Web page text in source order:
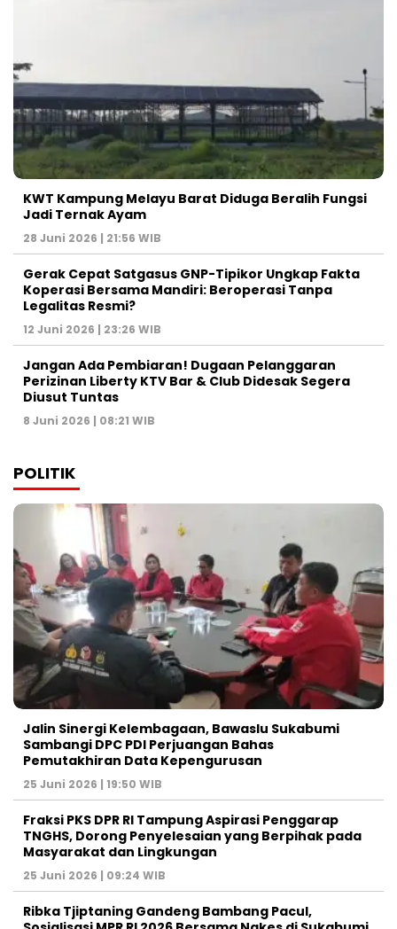
KWT Kampung Melayu Barat Diduga Beralih Fungsi
Jadi Ternak Ayam
28 Juni 2026 | 21:56 WIB
Gerak Cepat Satgasus GNP-Tipikor Ungkap Fakta
Koperasi Bersama Mandiri: Beroperasi Tanpa
Legalitas Resmi?
12 Juni 2026 | 23:26 WIB
Jangan Ada Pembiaran! Dugaan Pelanggaran
Perizinan Liberty KTV Bar & Club Didesak Segera
Diusut Tuntas
8 Juni 2026 | 08:21 WIB
POLITIK
Jalin Sinergi Kelembagaan, Bawaslu Sukabumi
Sambangi DPC PDI Perjuangan Bahas
Pemutakhiran Data Kepengurusan
25 Juni 2026 | 19:50 WIB
‎Fraksi PKS DPR RI Tampung Aspirasi Penggarap
TNGHS, Dorong Penyelesaian yang Berpihak pada
Masyarakat dan Lingkungan‎
25 Juni 2026 | 09:24 WIB
Ribka Tjiptaning Gandeng Bambang Pacul,